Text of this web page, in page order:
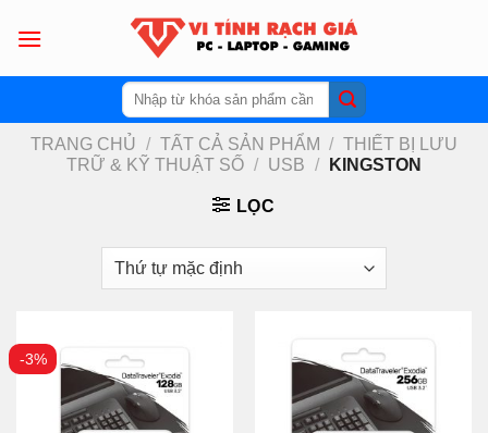
Tìm
kiếm:
TRANG CHỦ / TẤT CẢ SẢN PHẨM / THIẾT BỊ LƯU
TRỮ & KỸ THUẬT SỐ / USB / KINGSTON
LỌC
-3%